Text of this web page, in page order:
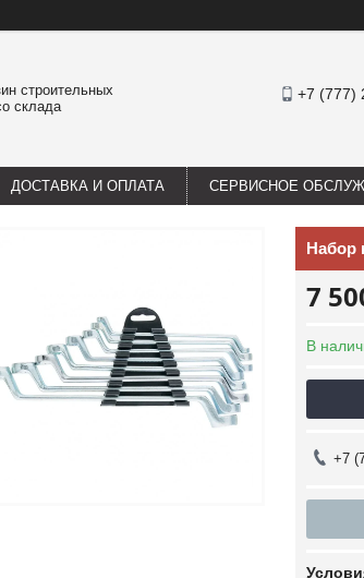
строительных
склада
+7 (777)
ДОСТАВКА И ОПЛАТА СЕРВИСНОЕ
Набор
7
В
+7